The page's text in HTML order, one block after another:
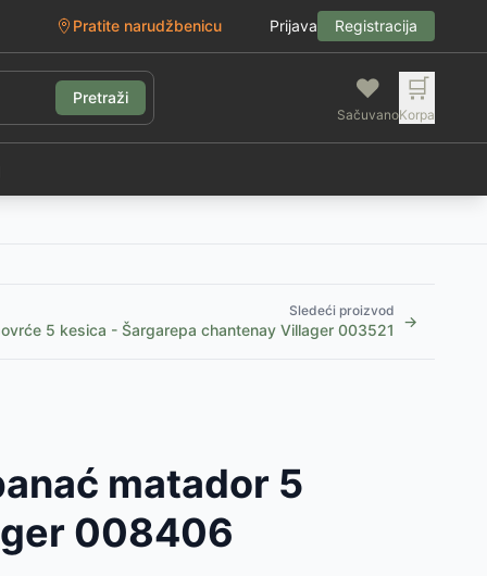
Pratite narudžbenicu Prijava Registracija
Pretraži ❤️
Sačuvano
🛒
Korpa
Sledeći proizvod
5 kesica - Šargarepa chantenay Villager 003521 →
matador 5
008406